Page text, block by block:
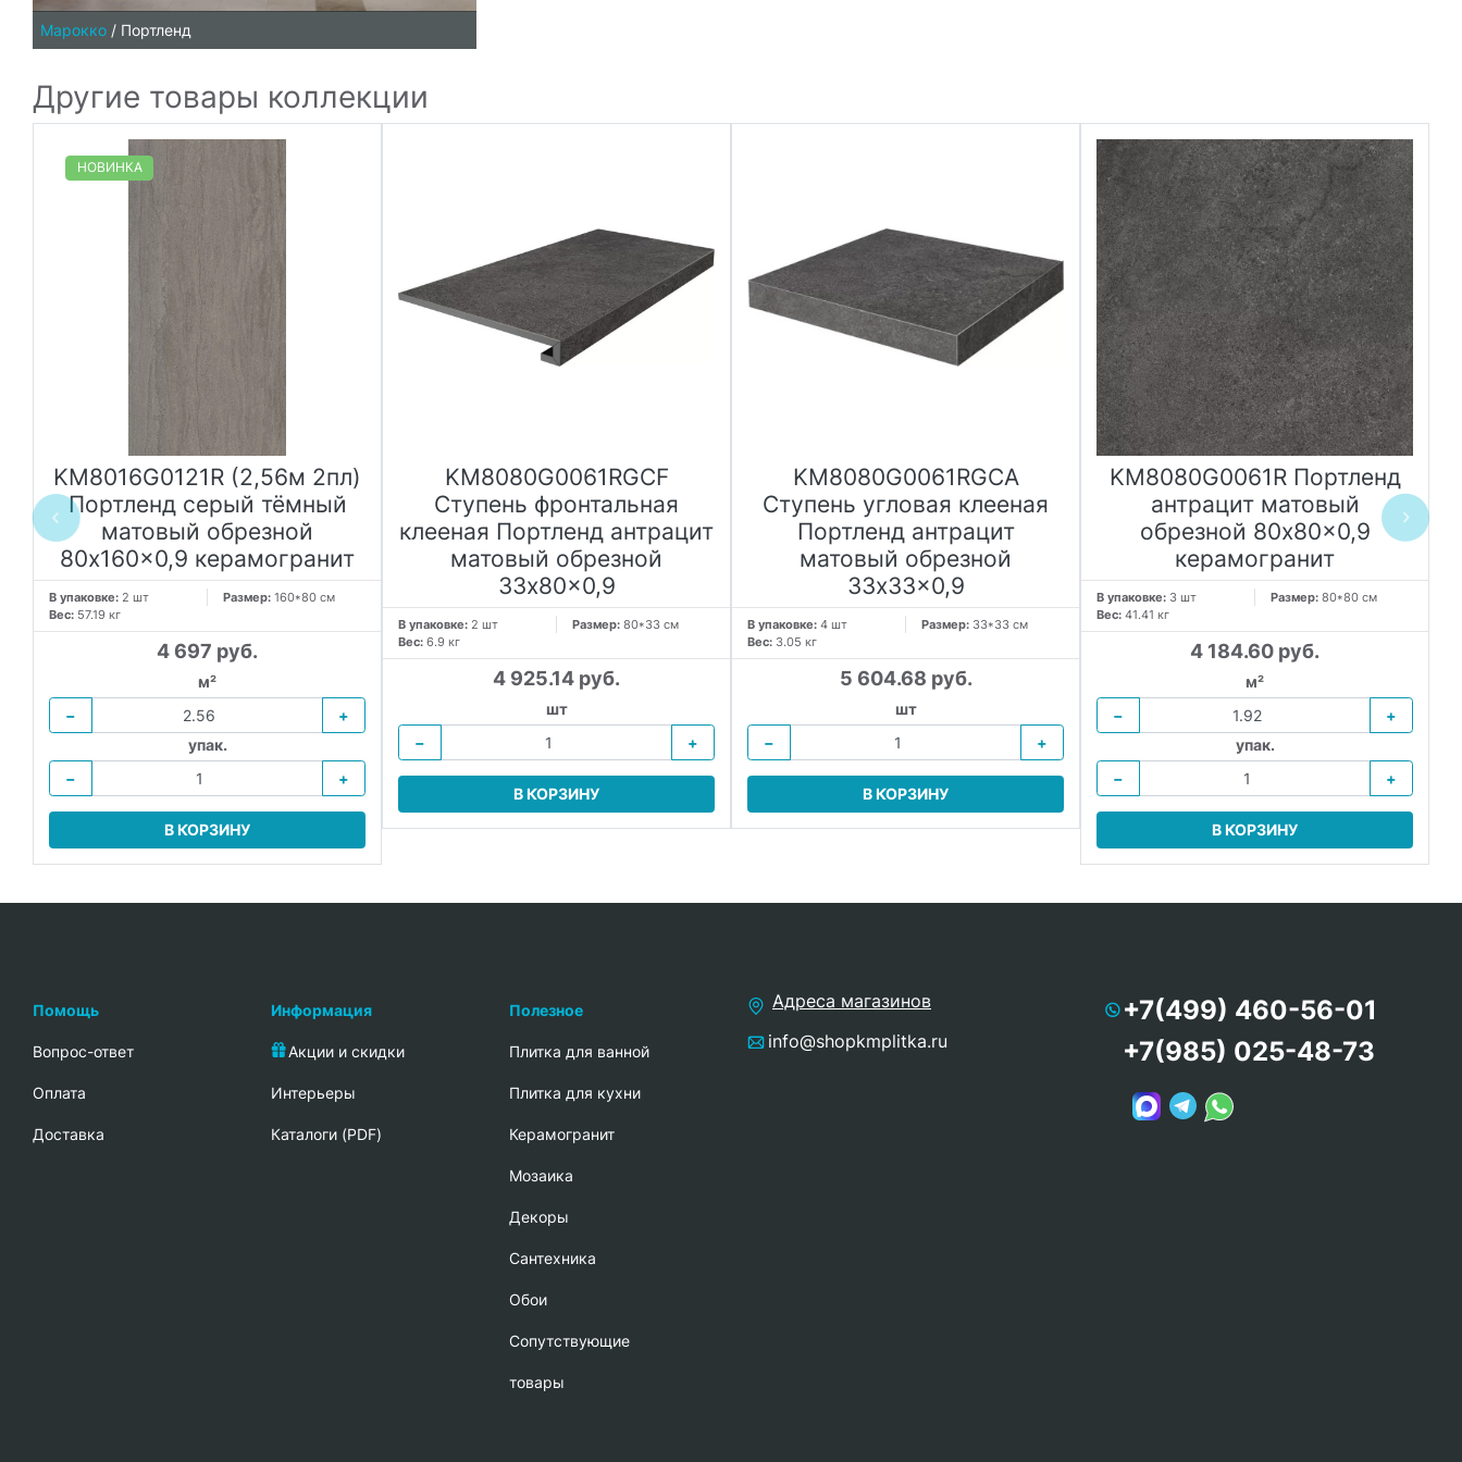
Марокко / Портленд
Другие товары коллекции
НОВИНКА
KM8016G0121R (2,56м 2пл)
Портленд серый тёмный
матовый обрезной
80x160x0,9 керамогранит
В упаковке: 2 шт Размер: 160*80 см
Вес: 57.19 кг
4 697 руб.
м²
−
+
упак.
−
+
В КОРЗИНУ
KM8080G0061RGCF
Ступень фронтальная
клееная Портленд антрацит
матовый обрезной
33x80x0,9
В упаковке: 2 шт Размер: 80*33 см
Вес: 6.9 кг
4 925.14 руб.
шт
−
+
В КОРЗИНУ
KM8080G0061RGCA
Ступень угловая клееная
Портленд антрацит
матовый обрезной
33x33x0,9
В упаковке: 4 шт Размер: 33*33 см
Вес: 3.05 кг
5 604.68 руб.
шт
−
+
В КОРЗИНУ
KM8080G0061R Портленд
антрацит матовый
обрезной 80x80x0,9
керамогранит
В упаковке: 3 шт Размер: 80*80 см
Вес: 41.41 кг
4 184.60 руб.
м²
−
+
упак.
−
+
В КОРЗИНУ
Помощь
Вопрос-ответ
Oплата
Доставка
Информация
Акции и скидки
Интерьеры
Каталоги (PDF)
Полезное
Плитка для ванной
Плитка для кухни
Керамогранит
Мозаика
Декоры
Сантехника
Обои
Сопутствующие
товары
Адреса магазинов
info@shopkmplitka.ru
+7(499) 460-56-01
+7(985) 025-48-73